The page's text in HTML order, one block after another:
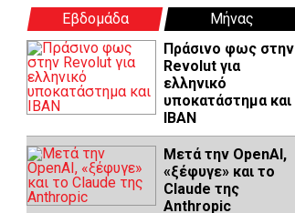
Εβδομάδα
Μήνας
Πράσινο φως στην
Revolut για
ελληνικό
υποκατάστημα και
IBAN
Μετά την OpenAI,
«ξέφυγε» και το
Claude της
Anthropic